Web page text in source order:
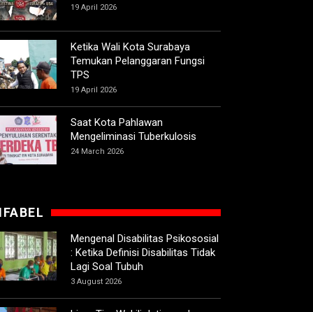
19 April 2026
Ketika Wali Kota Surabaya
Temukan Pelanggaran Fungsi
TPS
19 April 2026
Saat Kota Pahlawan
Mengeliminasi Tuberkulosis
24 March 2026
Mengenal Disabilitas Psikososial
: Ketika Definisi Disabilitas Tidak
Lagi Soal Tubuh
3 August 2026